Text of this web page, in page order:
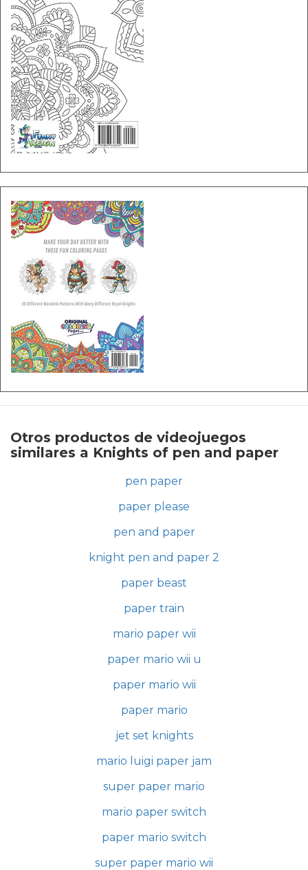
Otros productos de videojuegos
similares a Knights of pen and paper
pen paper
paper please
pen and paper
knight pen and paper 2
paper beast
paper train
mario paper wii
paper mario wii u
paper mario wii
paper mario
jet set knights
mario luigi paper jam
super paper mario
mario paper switch
paper mario switch
super paper mario wii